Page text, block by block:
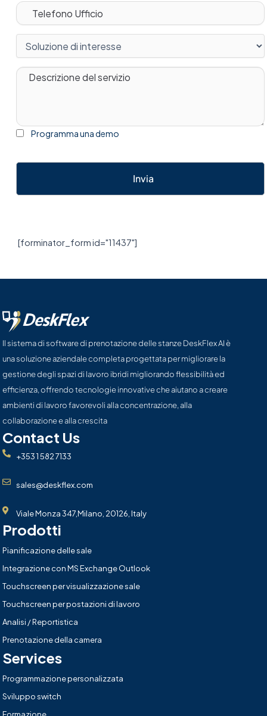
Programma una demo
Invia
[forminator_form id="11437"]
Il sistema di software di prenotazione delle stanze DeskFlex AI è
una soluzione aziendale completa progettata per migliorare la
gestione degli spazi di lavoro ibridi migliorando flessibilità ed
efficienza, offrendo tecnologie innovative che aiutano a creare
ambienti di lavoro favorevoli alla concentrazione, alla
collaborazione e alla crescita
Contact Us
+353 1 582 7133
sales@deskflex.com
Viale Monza 347,Milano, 20126, Italy
Prodotti
Pianificazione delle sale
Integrazione con MS Exchange Outlook
Touchscreen per visualizzazione sale
Touchscreen per postazioni di lavoro
Analisi / Reportistica
Prenotazione della camera
Services
Programmazione personalizzata
Sviluppo switch
Formazione